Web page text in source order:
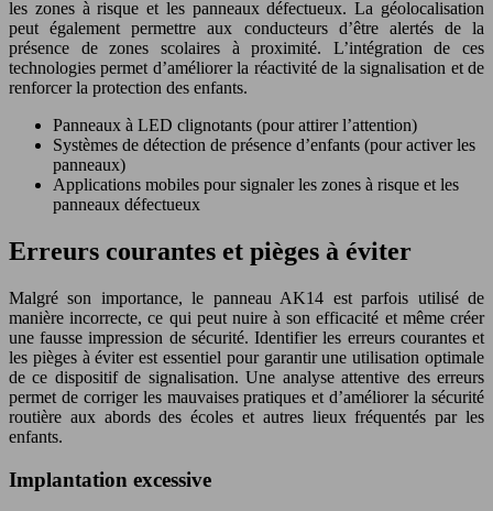
les zones à risque et les panneaux défectueux. La géolocalisation
peut également permettre aux conducteurs d’être alertés de la
présence de zones scolaires à proximité. L’intégration de ces
technologies permet d’améliorer la réactivité de la signalisation et de
renforcer la protection des enfants.
Panneaux à LED clignotants (pour attirer l’attention)
Systèmes de détection de présence d’enfants (pour activer les
panneaux)
Applications mobiles pour signaler les zones à risque et les
panneaux défectueux
Erreurs courantes et pièges à éviter
Malgré son importance, le panneau AK14 est parfois utilisé de
manière incorrecte, ce qui peut nuire à son efficacité et même créer
une fausse impression de sécurité. Identifier les erreurs courantes et
les pièges à éviter est essentiel pour garantir une utilisation optimale
de ce dispositif de signalisation. Une analyse attentive des erreurs
permet de corriger les mauvaises pratiques et d’améliorer la sécurité
routière aux abords des écoles et autres lieux fréquentés par les
enfants.
Implantation excessive